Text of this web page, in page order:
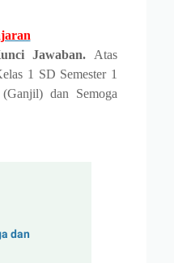
Jawaban. Atas
1 SD Semester 1
dan Semoga
dan